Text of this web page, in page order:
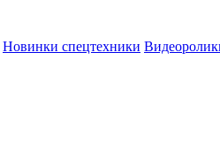
Новинки спецтехники